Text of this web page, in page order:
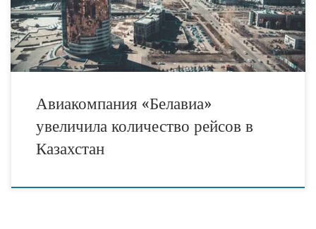
Казахстана. Общее количество авиарейсов из Минска в Казахстан
увеличивается […]
Авиакомпания «Белавиа»
увеличила количество рейсов в
Казахстан